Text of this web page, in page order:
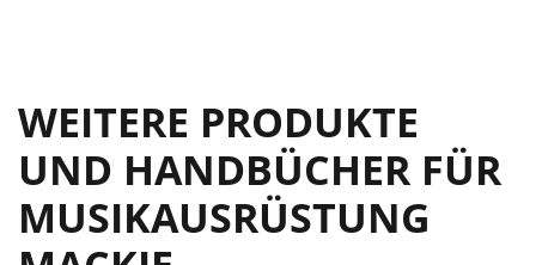
WEITERE PRODUKTE
UND HANDBÜCHER FÜR
MUSIKAUSRÜSTUNG